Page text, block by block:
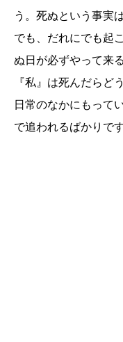
う。死ぬという事実
でも、だれにでも起
ぬ日が必ずやって来
『私』は死んだらど
日常のなかにもって
で追われるばかりです